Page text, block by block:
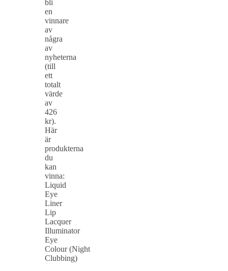
bli
en
vinnare
av
några
av
nyheterna
(till
ett
totalt
värde
av
426
kr).
Här
är
produkterna
du
kan
vinna:
Liquid
Eye
Liner
Lip
Lacquer
Illuminator
Eye
Colour (Night
Clubbing)